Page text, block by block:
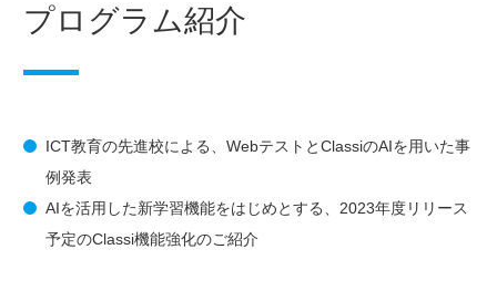
プログラム紹介
ICT教育の先進校による、WebテストとClassiのAIを用いた事
例発表
AIを活用した新学習機能をはじめとする、2023年度リリース
予定のClassi機能強化のご紹介